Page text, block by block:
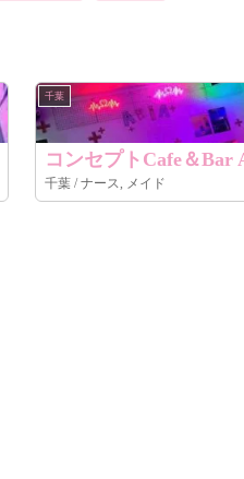
千葉
コンセプトCafe＆Bar
千葉 / ナース, メイド